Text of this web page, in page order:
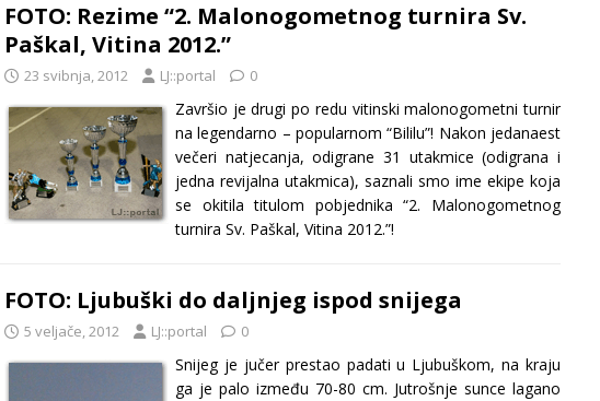
FOTO: Rezime “2. Malonogometnog turnira Sv.
Paškal, Vitina 2012.”
23 svibnja, 2012 LJ::portal 0
Završio je drugi po redu vitinski malonogometni turnir
na legendarno – popularnom “Bililu”! Nakon jedanaest
večeri natjecanja, odigrane 31 utakmice (odigrana i
jedna revijalna utakmica), saznali smo ime ekipe koja
se okitila titulom pobjednika “2. Malonogometnog
turnira Sv. Paškal, Vitina 2012.”!
FOTO: Ljubuški do daljnjeg ispod snijega
5 veljače, 2012 LJ::portal 0
Snijeg je jučer prestao padati u Ljubuškom, na kraju
ga je palo između 70-80 cm. Jutrošnje sunce lagano